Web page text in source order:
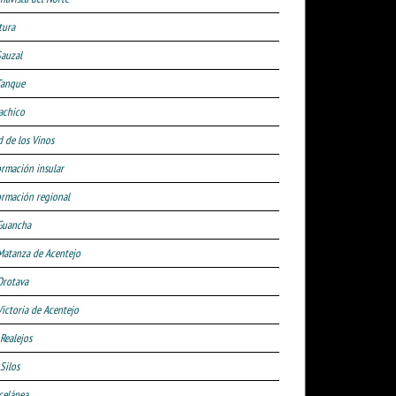
de los Vinos
insular
regional
de Acentejo
de Acentejo